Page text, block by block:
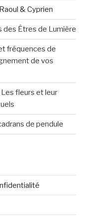
& Cyprien
des Êtres de Lumière
fréquences de
de vos
Les fleurs et leur
de pendule